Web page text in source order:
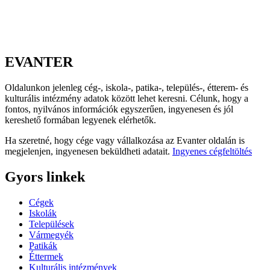
EVANTER
Oldalunkon jelenleg cég-, iskola-, patika-, település-, étterem- és
kulturális intézmény adatok között lehet keresni. Célunk, hogy a
fontos, nyilvános információk egyszerűen, ingyenesen és jól
kereshető formában legyenek elérhetők.
Ha szeretné, hogy cége vagy vállalkozása az Evanter oldalán is
megjelenjen, ingyenesen beküldheti adatait. Ingyenes cégfeltöltés
Gyors linkek
Cégek
Iskolák
Települések
Vármegyék
Patikák
Éttermek
Kulturális intézmények